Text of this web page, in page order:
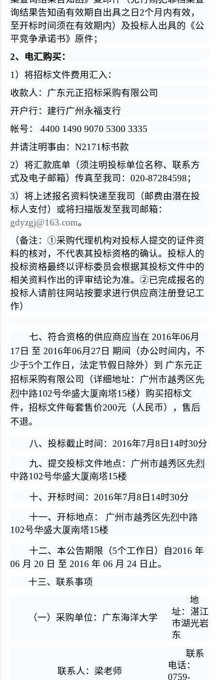
询结果告知函有效期自出具之日2个月内有效，
至开标时间须在有效期内）及投标人出具的《公
平竞争承诺书》原件；
2、电汇购买：
1）将招标文件费用汇入：
收款人：广东元正招标采购有限公司
开户行：建行广州永福支行
帐号： 4400 1490 9070 5300 3335
并请注明事由：N2171标书款
2）将汇款底单（须注明投标单位名称、联系方
式及电子邮箱）传真至我司：020-87284598；
3）将上述报名资料快递至我司（邮费由潜在投
标人支付）或将扫描版发至我司邮箱：
gdyzgj@163.com。
（备注：①采购代理机构对投标人提交的证件资
料的核对，不代表其投标资格的确认。投标人的
投标资格最终以评标委员会根据其投标文件中的
相关资料作出的评审结论为准。②已完成报名的
投标人请前往网站按要求进行供应商注册登记工
作）
七、符合资格的供应商应当在 2016年06月
17日 至 2016年06月27日 期间（办公时间内，不
少于5个工作日，法定节假日除外）到 广东元正
招标采购有限公司（详细地址： 广州市越秀区先
烈中路102号华盛大厦南塔15楼）购买招标文
件，招标文件每套售价200元（人民币），售后
不退。
八、投标截止时间：2016年7月8 日 14时30分
九、提交投标文件地点： 广州市越秀区先烈
中路102号华盛大厦南塔15楼
十、开标时间：2016年7月8 日 14时30分
十一、开标地点：
广州市越秀区先烈中路
102号华盛大厦南塔15楼
十二、本公告期限（5个工作日）自2016 年
06 月 20 日 至 2016 年 06 月 24 日止。
十三、联系事项
（一）采购单位：广东海洋大学
地
址：湛江
市湖光岩
东
联系人：梁老师
联系
电话：
0759-